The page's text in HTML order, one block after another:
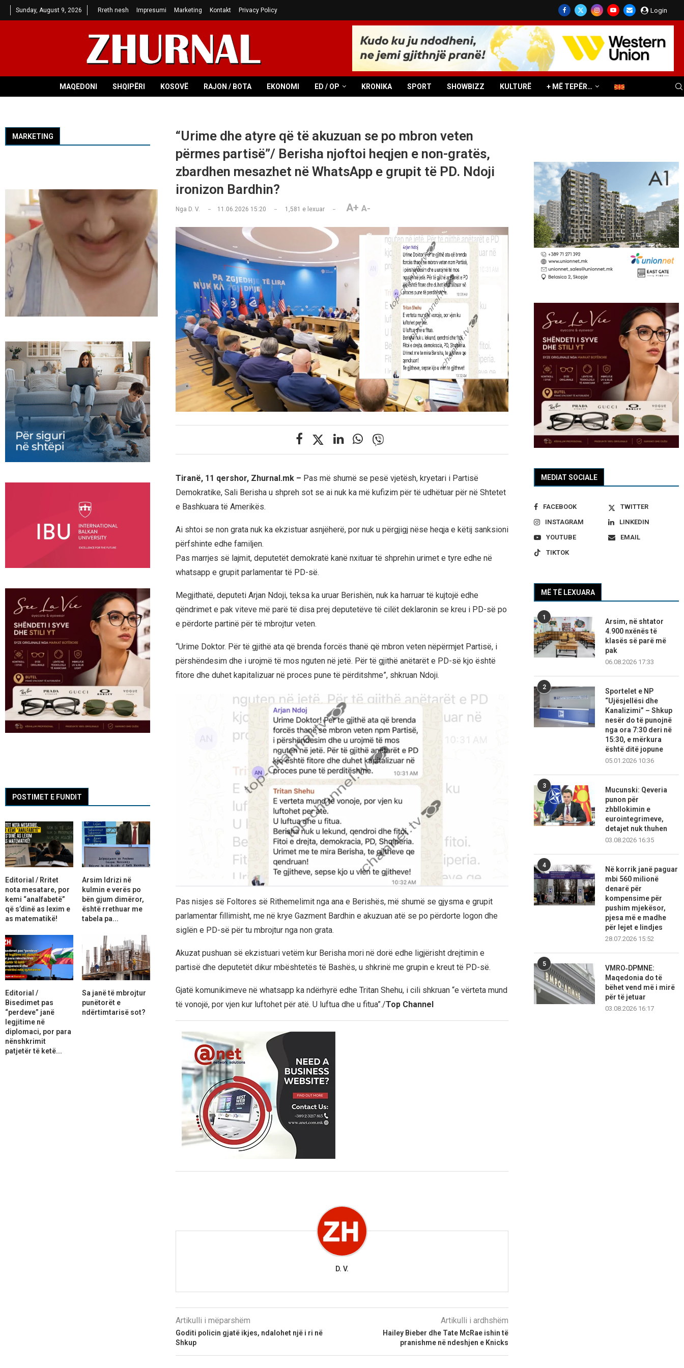
Sunday, August 9, 2026 Rreth nesh Impresumi Marketing Kontakt Privacy Policy Login
MAQEDONI SHQIPËRI KOSOVË RAJON / BOTA EKONOMI ED / OP KRONIKA SPORT SHOWBIZZ KULTURË + MË TEPËR…
“Urime dhe atyre që të akuzuan se po mbron veten
përmes partisë”/ Berisha njoftoi heqjen e non-gratës,
zbardhen mesazhet në WhatsApp e grupit të PD. Ndoji
ironizon Bardhin?
Nga D. V. 11.06.2026 15:20 1,581 e lexuar A+ A-
Tiranë, 11 qershor, Zhurnal.mk – Pas më shumë se pesë vjetësh, kryetari i Partisë
Demokratike, Sali Berisha u shpreh sot se ai nuk ka më kufizim për të udhëtuar për në Shtetet
e Bashkuara të Amerikës.
Ai shtoi se non grata nuk ka ekzistuar asnjëherë, por nuk u përgjigj nëse heqja e këtij sanksioni
përfshinte edhe familjen.
Pas marrjes së lajmit, deputetët demokratë kanë nxituar të shprehin urimet e tyre edhe në
whatsapp e grupit parlamentar të PD-së.
Megjithatë, deputeti Arjan Ndoji, teksa ka uruar Berishën, nuk ka harruar të kujtojë edhe
qëndrimet e pak viteve më parë të disa prej deputetëve të cilët deklaronin se kreu i PD-së po
e përdorte partinë për të mbrojtur veten.
“Urime Doktor. Për të gjithë ata që brenda forcës thanë që mbron veten nëpërmjet Partisë, i
përshëndesim dhe i urojmë të mos nguten në jetë. Për të gjithë anëtarët e PD-së kjo është
fitore dhe duhet kapitalizuar në proces pune të përditshme”, shkruan Ndoji.
Pas nisjes së Foltores së Rithemelimit nga ana e Berishës, më shumë se gjysma e grupit
parlamentar fillimisht, me në krye Gazment Bardhin e akuzuan atë se po përdorte logon dhe
siglën e PD-së për tu mbrojtur nga non grata.
Akuzat pushuan së ekzistuari vetëm kur Berisha mori në dorë edhe ligjërisht drejtimin e
partisë dhe deputetët dikur mbështetës të Bashës, u shkrinë me grupin e kreut të PD-së.
Gjatë komunikimeve në whatsapp ka ndërhyrë edhe Tritan Shehu, i cili shkruan “e vërteta mund
të vonojë, por vjen kur luftohet për atë. U luftua dhe u fitua”./Top Channel
D. V.
Artikulli i mëparshëm
Goditi policin gjatë ikjes, ndalohet një i ri në
Shkup
Artikulli i ardhshëm
Hailey Bieber dhe Tate McRae ishin të
pranishme në ndeshjen e Knicks
MEDIAT SOCIALE
FACEBOOK
TWITTER
INSTAGRAM
LINKEDIN
YOUTUBE
EMAIL
TIKTOK
MË TË LEXUARA
1
Arsim, në shtator
4.900 nxënës të
klasës së parë më
pak
06.08.2026 17:33
2
Sportelet e NP
“Ujësjellësi dhe
Kanalizimi” – Shkup
nesër do të punojnë
nga ora 7:30 deri në
15:30, e mërkura
është ditë jopune
05.01.2026 10:36
3
Mucunski: Qeveria
punon për
zhbllokimin e
eurointegrimeve,
detajet nuk thuhen
03.08.2026 16:35
4
Në korrik janë paguar
mbi 560 milionë
denarë për
kompensime për
pushim mjekësor,
pjesa më e madhe
për lejet e lindjes
28.07.2026 15:52
5
VMRO‑DPMNE:
Maqedonia do të
bëhet vend më i mirë
për të jetuar
03.08.2026 16:17
MARKETING
POSTIMET E FUNDIT
Editorial / Rritet
nota mesatare, por
kemi “analfabetë”
që s’dinë as lexim e
as matematikë!
Arsim Idrizi në
kulmin e verës po
bën gjum dimëror,
është rrethuar me
tabela pa...
Editorial /
Bisedimet pas
“perdeve” janë
legjitime në
diplomaci, por para
nënshkrimit
patjetër të ketë...
Sa janë të mbrojtur
punëtorët e
ndërtimtarisë sot?